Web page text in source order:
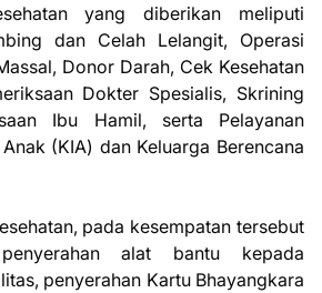
yang diberikan meliputi
dan Celah Lelangit, Operasi
Donor Darah, Cek Kesehatan
Dokter Spesialis, Skrining
Ibu Hamil, serta Pelayanan
(KIA) dan Keluarga Berencana
pada kesempatan tersebut
alat bantu kepada
penyerahan Kartu Bhayangkara